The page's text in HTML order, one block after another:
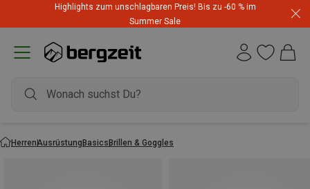
Highlights zum unschlagbaren Preis! Bis zu -60 % im
Summer Sale
HerrenAusrüstungBasicsBrillen & Goggles